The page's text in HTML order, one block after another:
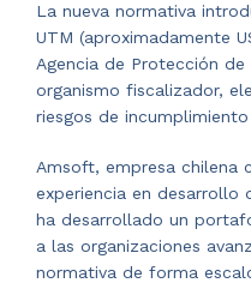
La nueva normativa
UTM (aproximadamente
Agencia de Protección
organismo fiscalizador,
riesgos de
Amsoft, empresa chilena
experiencia en desarrollo
ha desarrollado un
a las organizaciones
normativa de forma